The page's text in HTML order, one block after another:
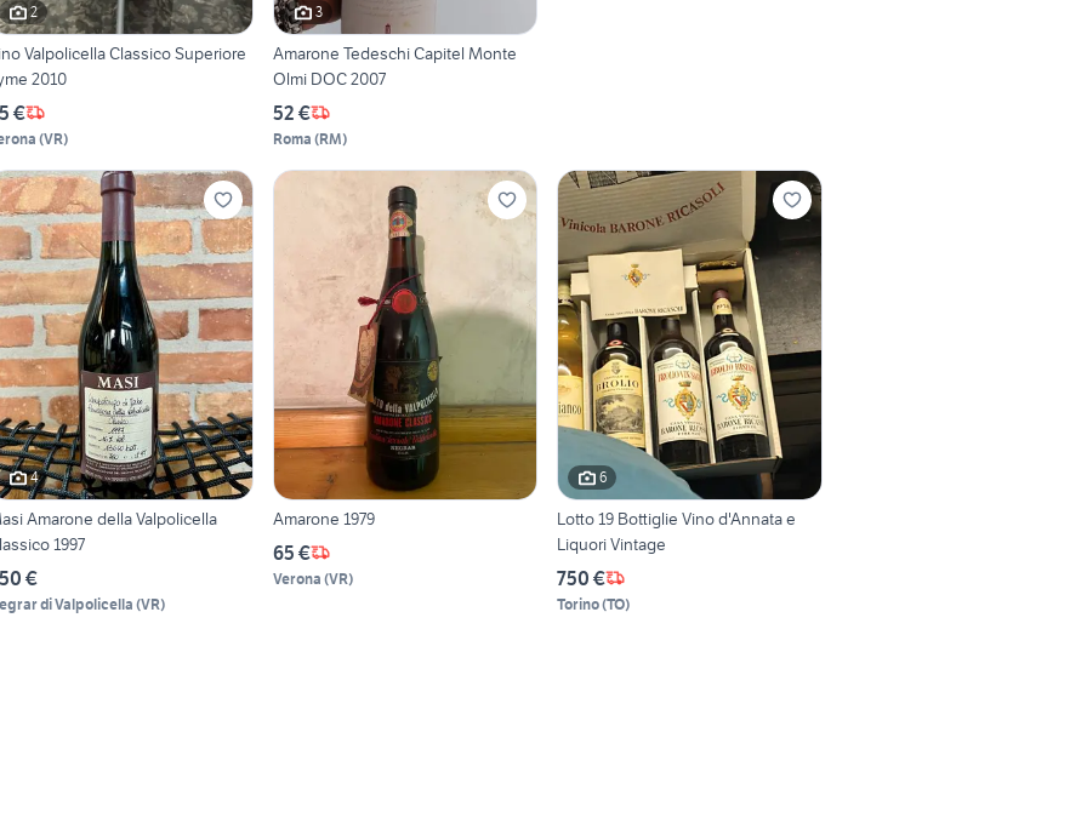
2
Valpolicella Classico Superiore
2010
€
(VR)
3
Amarone Tedeschi Capitel Monte
Olmi DOC 2007
52 €
Roma (RM)
4
Amarone della Valpolicella
1997
€
di Valpolicella (VR)
Amarone 1979
65 €
Verona (VR)
6
Lotto 19 Bottiglie Vino d'Annata e
Liquori Vintage
750 €
Torino(TO)